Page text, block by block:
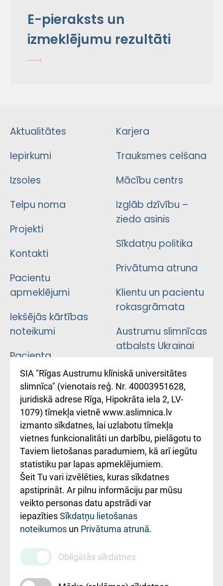
E-pieraksts un
izmeklējumu rezultāti
Aktualitātes
Iepirkumi
Izsoles
Telpu noma
Projekti
Kontakti
Pacientu
apmeklējumi
Iekšējās kārtības
noteikumi
Pacienta
atsauksmju/sūdzību
iesniegšanas
kārtība
Kā pie mums nokļūt
Rēķinu apmaksas
ceļvedis
Rekvizīti un
ārstniecības
iestādes kods
010000234
Maksas
pakalpojumu
cenrādis
Karjera
Trauksmes celšana
Mācību centrs
Izglāb dzīvību –
ziedo asinis
Sīkdatņu politika
Privātuma atruna
Klientu un pacientu
rokasgrāmata
Austrumu slimnīcas
atbalsts Ukrainai
Підтримка Східної
лікарні та співпраця з
Україною
SIA "Rīgas Austrumu klīniskā universitātes
slimnīca" (vienotais reģ. Nr. 40003951628,
juridiskā adrese Rīga, Hipokrāta iela 2, LV-
1079) tīmekļa vietnē www.aslimnica.lv
izmanto sīkdatnes, lai uzlabotu tīmekļa
vietnes funkcionalitāti un darbību, pielāgotu to
Taviem lietošanas paradumiem, kā arī iegūtu
statistiku par lapas apmeklējumiem.
Šeit Tu vari izvēlēties, kuras sīkdatnes
apstiprināt. Ar pilnu informāciju par mūsu
veikto personas datu apstrādi var
iepazītiesSīkdatņu lietošanas
noteikumos un Privātuma atrunā.
Obligātās sīkdatnes